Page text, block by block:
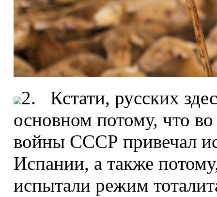
2. Кстати, русских
основном потому, что
войны СССР привечал
Испании, а также
испытали режим